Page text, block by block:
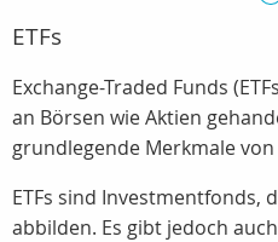
ETFs
Exchange-Traded Funds
an Börsen wie Aktien
grundlegende Merkmale von
ETFs sind Investmentfonds,
abbilden. Es gibt jedoch